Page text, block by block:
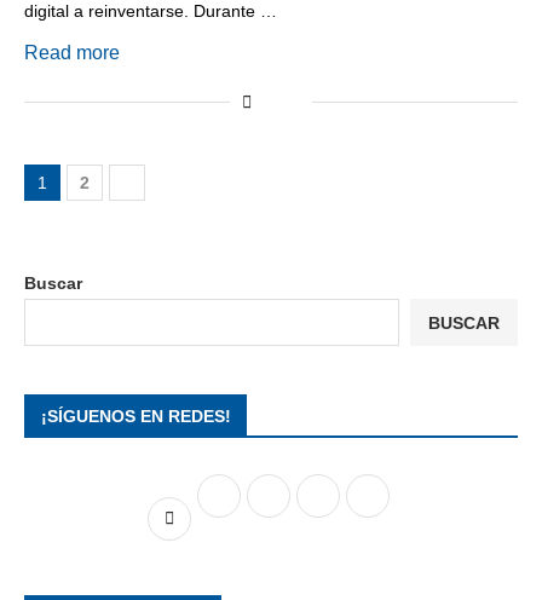
digital a reinventarse. Durante …
Read more
1 2
Buscar
BUSCAR
¡SÍGUENOS EN REDES!